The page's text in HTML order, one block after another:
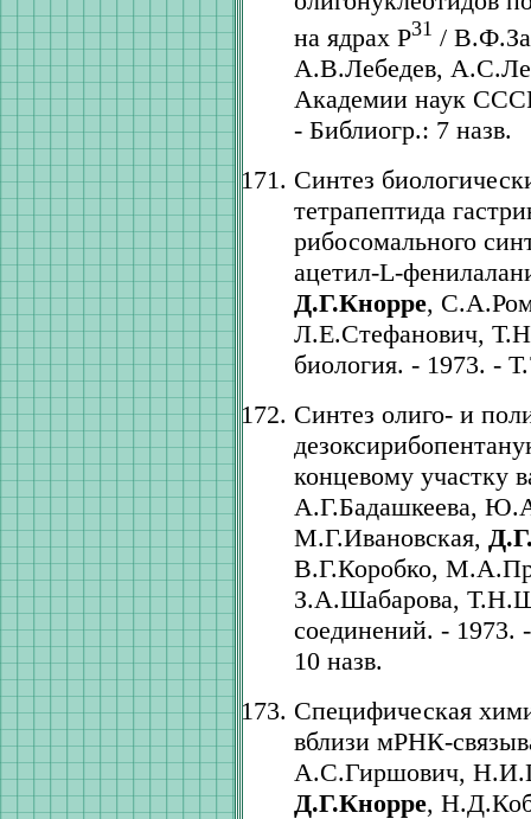
на ядрах P31 /
А.В.Лебедев,
Академии наук
- Библиогр.: 7 назв.
Синтез
тетрапептида
рибосомального
ацетил-L-
Д.Г.Кнорре,
Л.Е.Стефанович,
биология. - 1973. -
Синтез олиго- и
концевому участку
А.Г.Бадашкеева,
М.Г.Ивановская,
В.Г.Коробко,
З.А.Шабарова,
соединений. - 1973.
10 назв.
Специфическая
вблизи мРНК-
А.С.Гиршович,
Д.Г.Кнорре,